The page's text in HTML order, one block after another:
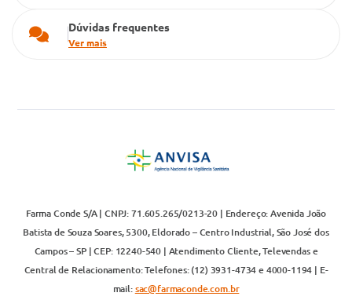
Dúvidas frequentes
Ver mais
Farma Conde S/A | CNPJ: 71.605.265/0213-20 | Endereço: Avenida João
Batista de Souza Soares, 5300, Eldorado – Centro Industrial, São José dos
Campos – SP | CEP: 12240-540 | Atendimento Cliente, Televendas e
Central de Relacionamento: Telefones: (12) 3931-4734 e 4000-1194 | E-
mail:sac@farmaconde.com.br